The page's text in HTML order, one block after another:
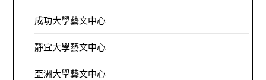
成功大學藝文中心
靜宜大學藝文中心
亞洲大學藝文中心